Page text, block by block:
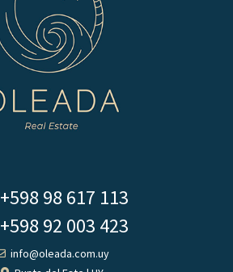
+598 98 617 113
+598 92 003 423
info@oleada.com.uy